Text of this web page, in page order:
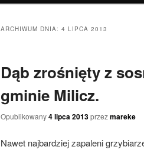
ARCHIWUM DNIA: 4 LIPCA 2013
Dąb zrośnięty z
gminie Milicz.
Opublikowany4 lipca 2013przezmareke
Nawet najbardziej zapaleni